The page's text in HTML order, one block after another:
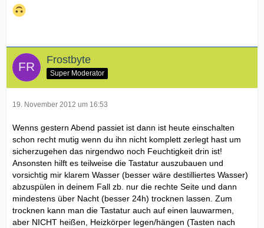
Frostbyte
Super Moderator
19. November 2012 um 16:53
Wenns gestern Abend passiet ist dann ist heute einschalten
schon recht mutig wenn du ihn nicht komplett zerlegt hast um
sicherzugehen das nirgendwo noch Feuchtigkeit drin ist!
Ansonsten hilft es teilweise die Tastatur auszubauen und
vorsichtig mir klarem Wasser (besser wäre destilliertes Wasser)
abzuspülen in deinem Fall zb. nur die rechte Seite und dann
mindestens über Nacht (besser 24h) trocknen lassen. Zum
trocknen kann man die Tastatur auch auf einen lauwarmen,
aber NICHT heißen, Heizkörper legen/hängen (Tasten nach